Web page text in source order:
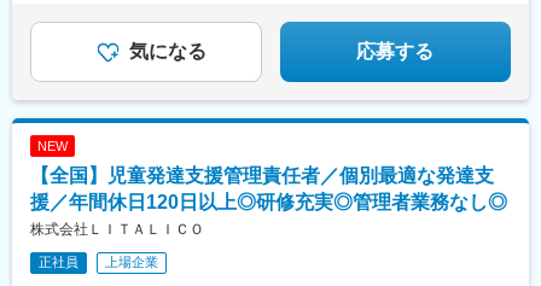
も給与がでます。思いきり勉強を楽しんでください！
気になる 応募する
NEW
【全国】児童発達支援管理責任者／個別最適な発達支
援／年間休日120日以上◎研修充実◎管理者業務なし◎
株式会社ＬＩＴＡＬＩＣＯ
正社員 上場企業